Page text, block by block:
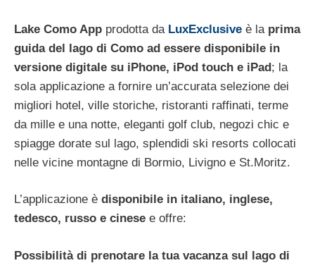
Lake Como App prodotta da LuxExclusive è la prima
guida del lago di Como ad essere disponibile in
versione digitale su iPhone, iPod touch e iPad; la
sola applicazione a fornire un’accurata selezione dei
migliori hotel, ville storiche, ristoranti raffinati, terme
da mille e una notte, eleganti golf club, negozi chic e
spiagge dorate sul lago, splendidi ski resorts collocati
nelle vicine montagne di Bormio, Livigno e St.Moritz.
L’applicazione è disponibile in italiano, inglese,
tedesco, russo e cinese e offre:
Possibilità di prenotare la tua vacanza sul lago di